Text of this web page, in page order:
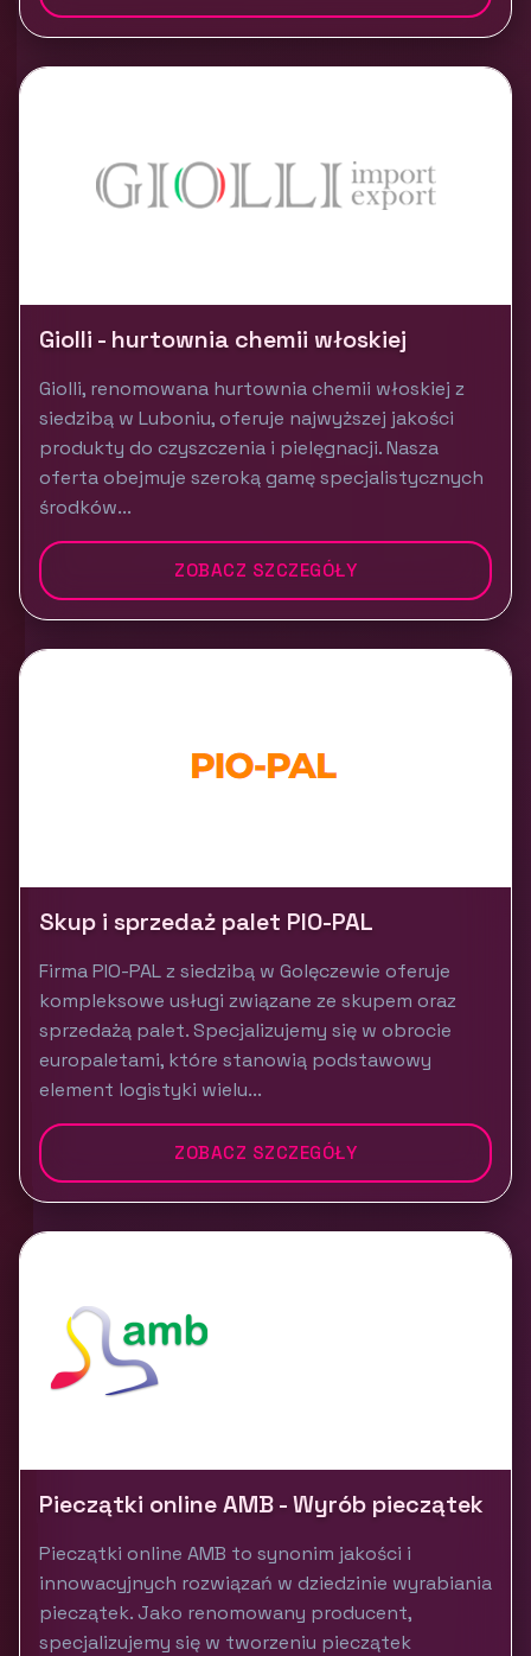
Giolli - hurtownia chemii włoskiej
Giolli, renomowana hurtownia chemii włoskiej z
siedzibą w Luboniu, oferuje najwyższej jakości
produkty do czyszczenia i pielęgnacji. Nasza
oferta obejmuje szeroką gamę specjalistycznych
środków...
ZOBACZ SZCZEGÓŁY
Skup i sprzedaż palet PIO-PAL
Firma PIO-PAL z siedzibą w Golęczewie oferuje
kompleksowe usługi związane ze skupem oraz
sprzedażą palet. Specjalizujemy się w obrocie
europaletami, które stanowią podstawowy
element logistyki wielu...
ZOBACZ SZCZEGÓŁY
Pieczątki online AMB - Wyrób pieczątek
Pieczątki online AMB to synonim jakości i
innowacyjnych rozwiązań w dziedzinie wyrabiania
pieczątek. Jako renomowany producent,
specjalizujemy się w tworzeniu pieczątek